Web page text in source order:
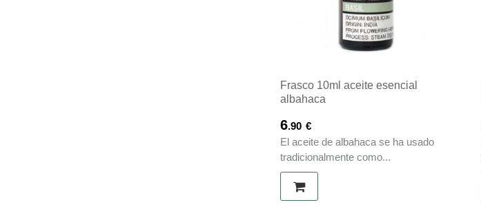
Frasco 10ml aceite esencial
albahaca
6.90 €
El aceite de albahaca se ha usado
tradicionalmente como...